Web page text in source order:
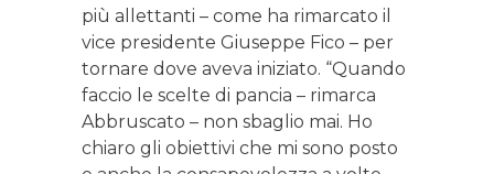
più allettanti – come ha rimarcato il
vice presidente Giuseppe Fico – per
tornare dove aveva iniziato. “Quando
faccio le scelte di pancia – rimarca
Abbruscato – non sbaglio mai. Ho
chiaro gli obiettivi che mi sono posto